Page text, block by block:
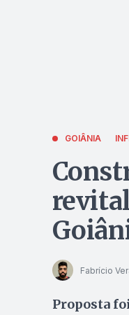
GOIÂNIA
Fabrício
Proposta